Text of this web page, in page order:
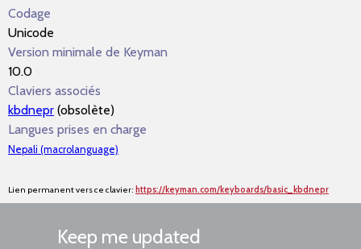
Codage
Unicode
Version minimale de Keyman
10.0
Claviers associés
kbdnepr (obsolète)
Langues prises en charge
Nepali (macrolanguage)
Lien permanent vers ce clavier: https://keyman.com/keyboards/basic_kbdnepr
Keep me updated